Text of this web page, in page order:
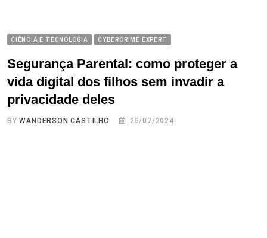
CIÊNCIA E TECNOLOGIA CYBERCRIME EXPERT
Segurança Parental: como proteger a
vida digital dos filhos sem invadir a
privacidade deles
BYWANDERSON CASTILHO 25/07/2024